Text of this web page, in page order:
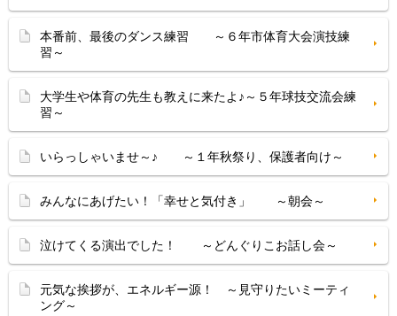
本番前、最後のダンス練習 ～６年市体育大会演技練
習～
大学生や体育の先生も教えに来たよ♪～５年球技交流会練
習～
いらっしゃいませ～♪ ～１年秋祭り、保護者向け～
みんなにあげたい！「幸せと気付き」 ～朝会～
泣けてくる演出でした！ ～どんぐりこお話し会～
元気な挨拶が、エネルギー源！ ～見守りたいミーティ
ング～